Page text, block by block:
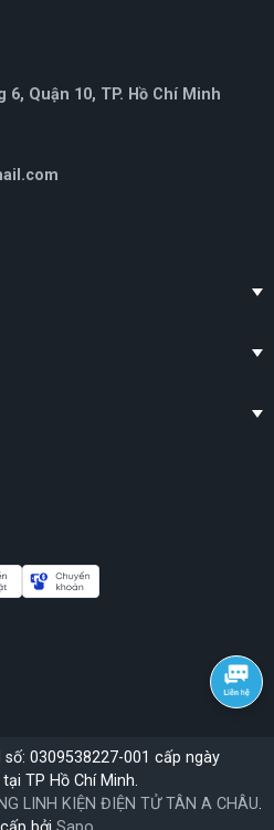
6, Quận 10, TP. Hồ Chí Minh
LINH KIỆN ĐIỆN TỬ TÂN A CHÂU.
0309538227-001 cấp ngày
TP Hồ Chí Minh.